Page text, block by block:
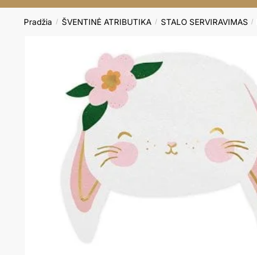
Pradžia / ŠVENTINĖ ATRIBUTIKA / STALO SERVIRAVIMAS /